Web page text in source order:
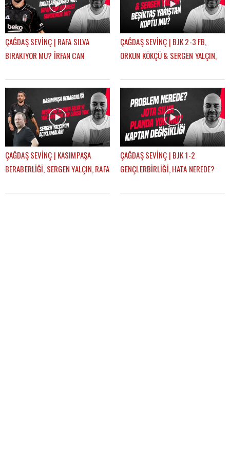
ÇAĞDAŞ SEVİNÇ | RAFA SILVA
BIRAKIYOR MU? İRFAN CAN
| GÜNDEM BEŞİKTAŞ
ÇAĞDAŞ SEVİNÇ | BJK 2-3 FB,
ORKUN KÖKÇÜ & SERGEN YALÇIN,
GÜNDEM BEŞİKTAŞ
ÇAĞDAŞ SEVİNÇ | KASIMPAŞA
BERABERLİĞİ, SERGEN YALÇIN, RAFA
BEŞİKTAŞ
ÇAĞDAŞ SEVİNÇ | BJK 1-2
GENÇLERBİRLİĞİ, HATA NEREDE?
GÜNDEM BEŞİKTAŞ